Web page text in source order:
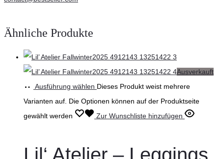
Ähnliche Produkte
Ausverkauft
Ausführung wählen Dieses Produkt weist mehrere
Varianten auf. Die Optionen können auf der Produktseite
gewählt werden
Zur Wunschliste hinzufügen